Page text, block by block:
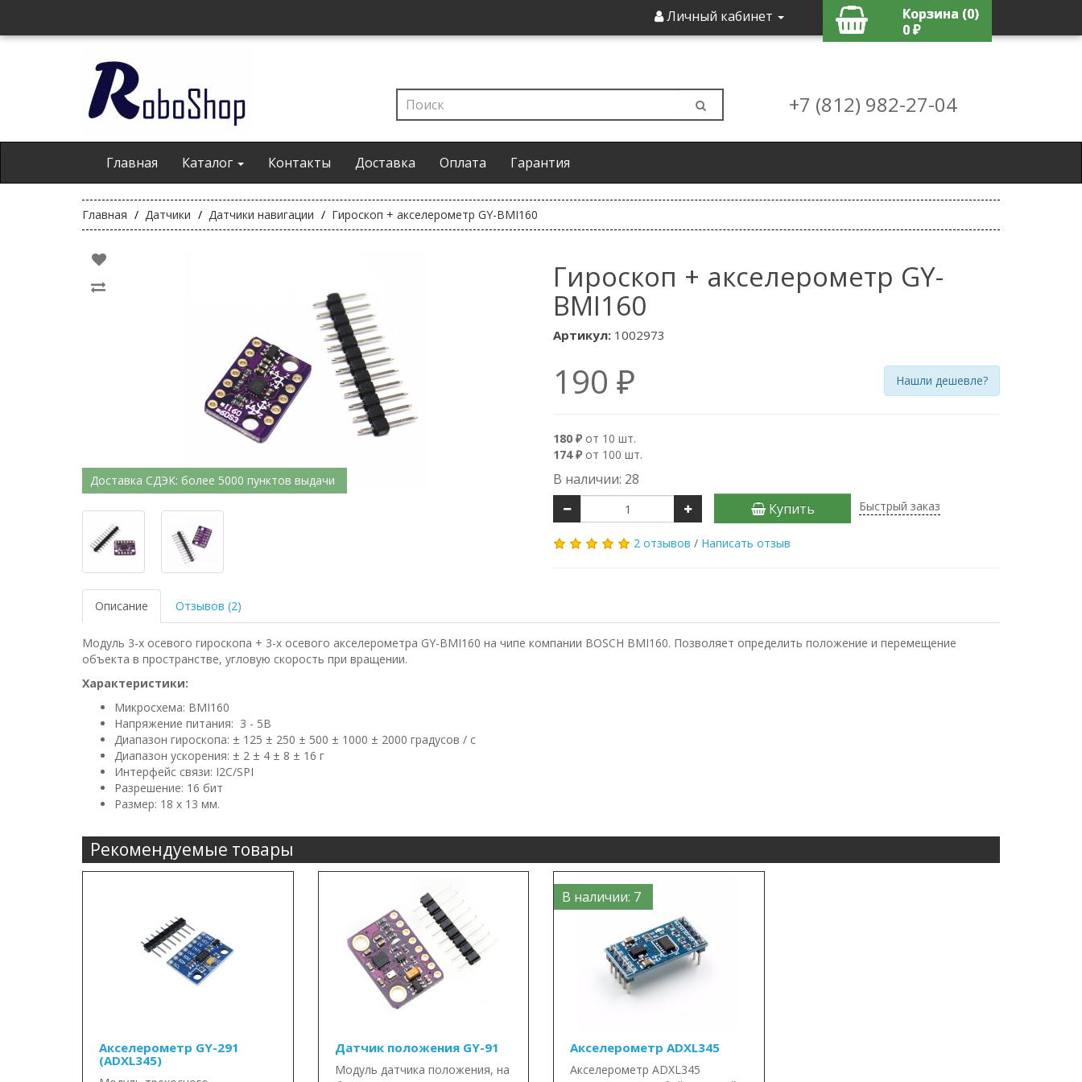
Личный кабинет
Корзина (0)
0 ₽
+7 (812) 982-27-04
Главная Каталог Контакты Доставка Оплата Гарантия
Главная Датчики Датчики навигации Гироскоп + акселерометр GY-BMI160
Доставка СДЭК: более 5000 пунктов выдачи
Гироскоп + акселерометр GY-
BMI160
Артикул: 1002973
190 ₽ Нашли дешевле?
180 ₽ от 10 шт.
174 ₽ от 100 шт.
В наличии: 28
Купить
Быстрый заказ
2 отзывов / Написать отзыв
Описание Отзывов (2)
Модуль 3-х осевого гироскопа + 3-х осевого акселерометра GY-BMI160 на чипе компании BOSСH BMI160. Позволяет определить положение и перемещение
объекта в пространстве, угловую скорость при вращении.
Характеристики:
Микросхема: BMI160
Напряжение питания: 3 - 5В
Диапазон гироскопа: ± 125 ± 250 ± 500 ± 1000 ± 2000 градусов / с
Диапазон ускорения: ± 2 ± 4 ± 8 ± 16 г
Интерфейс связи: I2C/SPI
Разрешение: 16 бит
Размер: 18 х 13 мм.
Рекомендуемые товары
Акселерометр GY-291
(ADXL345)
Датчик положения GY-91
Модуль датчика положения, на
В наличии: 7
Акселерометр ADXL345
Акселерометр ADXL345